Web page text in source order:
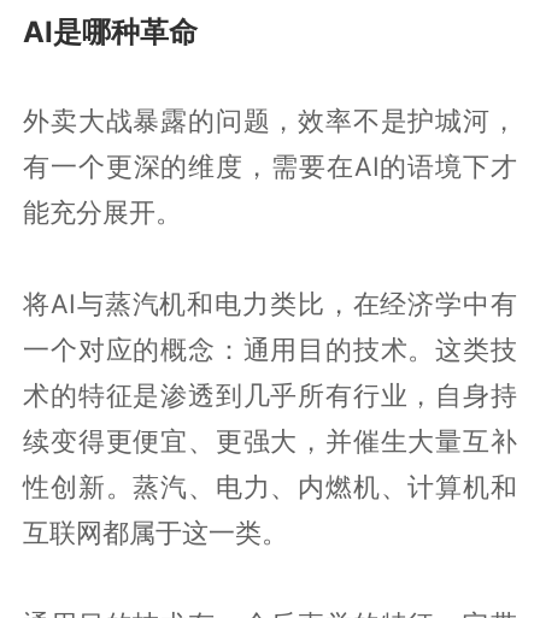
AI是哪种革命
外卖大战暴露的问题，效率不是护城河，
有一个更深的维度，需要在AI的语境下才
能充分展开。
将AI与蒸汽机和电力类比，在经济学中有
一个对应的概念：通用目的技术。这类技
术的特征是渗透到几乎所有行业，自身持
续变得更便宜、更强大，并催生大量互补
性创新。蒸汽、电力、内燃机、计算机和
互联网都属于这一类。